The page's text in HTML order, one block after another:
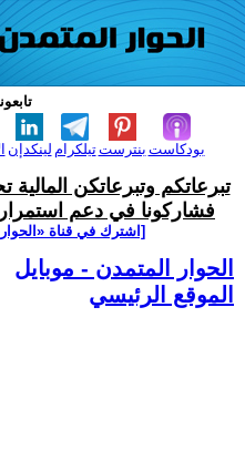
لينكدإن تيلكرامبنترست بودكاست
تبرعاتكم وتبرعاتكن
فشاركونا في دعم
[اشترك في قناة
الحوار المتمدن - موبايل
الموقع الرئيسي